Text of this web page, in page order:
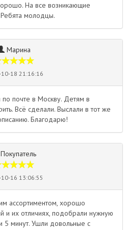
На все возникающие
молодцы.
Марина
18 21:16:16
по почте в Москву. Детям в
Всё сделали. Выслали в тот же
Благодарю!
Покупатель
16 13:06:55
ассортиментом, хорошо
и их отличиях, подобрали нужную
5 минут. Ушли довольные с